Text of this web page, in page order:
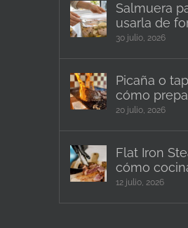
Salmuera
usarla de
30 julio, 2026
Picaña o
cómo
20 julio, 2026
Flat Iron
cómo
12 julio, 2026